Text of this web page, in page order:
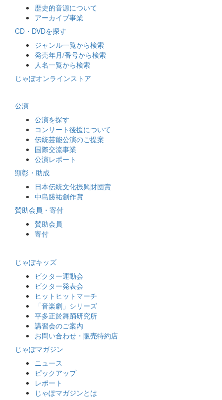
歴史的音源について
アーカイブ事業
CD・DVDを探す
ジャンル一覧から検索
発売年月/番号から検索
人名一覧から検索
じゃぽオンラインストア
公演
公演を探す
コンサート後援について
伝統芸能公演のご提案
国際交流事業
公演レポート
顕彰・助成
日本伝統文化振興財団賞
中島勝祐創作賞
賛助会員・寄付
賛助会員
寄付
じゃぽキッズ
ビクター運動会
ビクター発表会
ヒットヒットマーチ
「音楽劇」シリーズ
平多正於舞踊研究所
講習会のご案内
お問い合わせ・販売特約店
じゃぽマガジン
ニュース
ピックアップ
レポート
じゃぽマガジンとは